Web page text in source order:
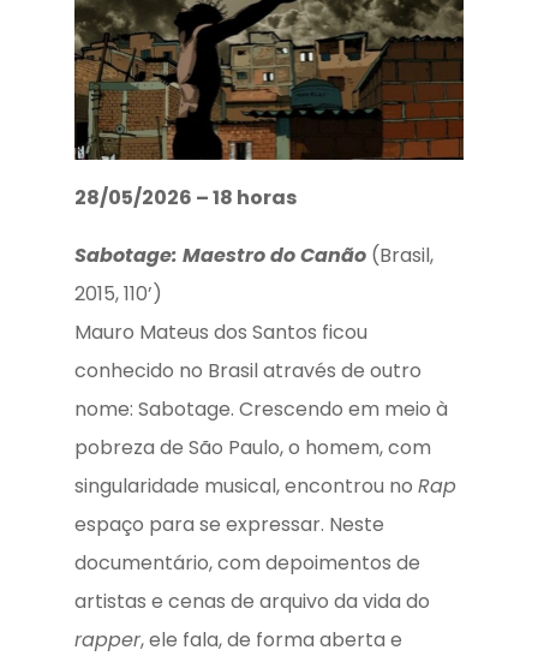
28/05/2026 – 18 horas
Sabotage: Maestro do Canão (Brasil,
2015, 110’)
Mauro Mateus dos Santos ficou
conhecido no Brasil através de outro
nome: Sabotage. Crescendo em meio à
pobreza de São Paulo, o homem, com
singularidade musical, encontrou no Rap
espaço para se expressar. Neste
documentário, com depoimentos de
artistas e cenas de arquivo da vida do
rapper, ele fala, de forma aberta e